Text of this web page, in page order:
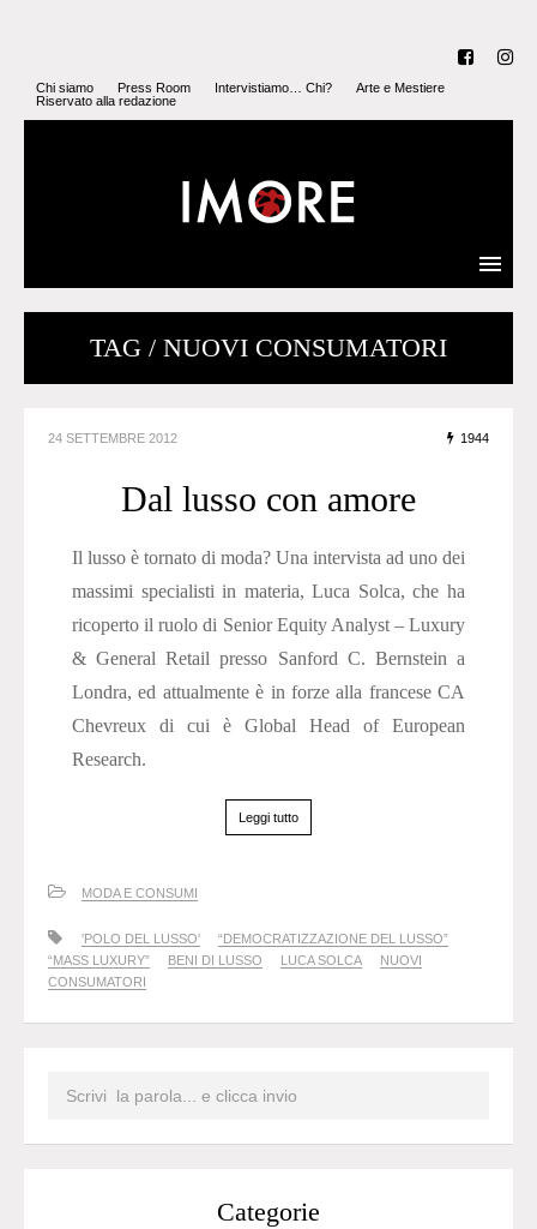
Chi siamo Press Room Intervistiamo… Chi?
Arte e Mestiere
Riservato alla redazione
TAG / NUOVI CONSUMATORI
24 SETTEMBRE 2012 1944
Dal lusso con amore
Il lusso è tornato di moda? Una intervista ad uno dei
massimi specialisti in materia, Luca Solca, che ha
ricoperto il ruolo di Senior Equity Analyst – Luxury
& General Retail presso Sanford C. Bernstein a
Londra, ed attualmente è in forze alla francese CA
Chevreux di cui è Global Head of European
Research.
Leggi tutto
MODA E CONSUMI
'POLO DEL LUSSO'
“DEMOCRATIZZAZIONE DEL LUSSO”
“MASS LUXURY”
BENI DI LUSSO LUCA SOLCA
NUOVI
CONSUMATORI
Categorie